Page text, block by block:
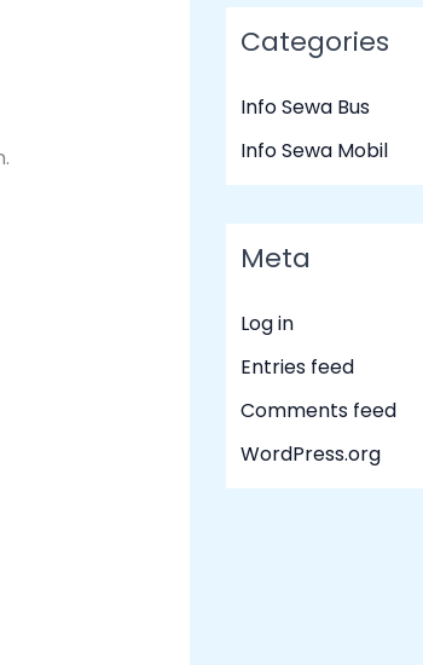
Categories
Info Sewa Bus
Info Sewa Mobil
Meta
Log in
Entries feed
Comments feed
WordPress.org